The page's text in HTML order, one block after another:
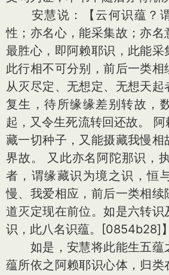
安慧说：【云何识蕴？
性；亦名心，能采集故；亦名
最胜心，即阿赖耶识，此能采
此行相不可分别，前后一类相
从灭尽定、无想定、无想天起
复生，待所缘缘差别转故，
起，又令生死流转回还故。
藏一切种子，又能摄藏我慢相
界故。 又此亦名阿陀那识，
者，谓缘藏识为境之识，恒
慢、我爱相应，前后一类相续
道灭定现在前位。如是六转识
识，此八名识蕴。[0854b28]】
如是，安慧将此能生五蕴
蕴所依之阿赖耶识心体，归类